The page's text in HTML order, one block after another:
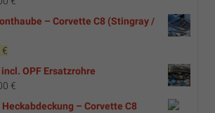
– Corvette C8 (Stingray /
€Aktueller
Preis
OPF Ersatzrohre
€
– Corvette C8